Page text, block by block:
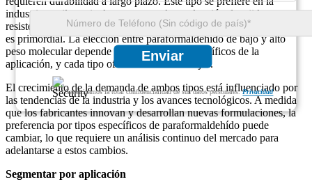
Enviar
Garantizamos la total confidencialidad de sus datos personales.Privacidad
industria textil, particularmente para la producción de tejidos
resistentes a las arrugas, donde la estabilidad del producto terminado
es primordial. La elección entre paraformaldehído de bajo y alto
peso molecular depende de los requisitos específicos de la
aplicación, y cada tipo ofrece distintas ventajas.
El crecimiento de la demanda de ambos tipos está influenciado por
las tendencias de la industria y los avances tecnológicos. A medida
que los fabricantes innovan y desarrollan nuevas formulaciones, la
preferencia por tipos específicos de paraformaldehído puede
cambiar, lo que requiere un análisis continuo del mercado para
adelantarse a estos cambios.
Segmentar por aplicación